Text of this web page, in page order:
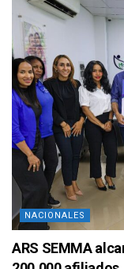
NACIONALES
ARS SEMMA